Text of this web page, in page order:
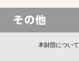
本財団について